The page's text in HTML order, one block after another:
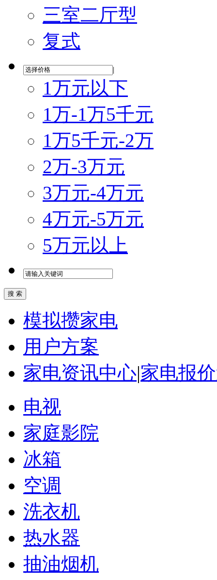
三室二厅型
复式
|
1万元以下
1万-1万5千元
1万5千元-2万
2万-3万元
3万元-4万元
4万元-5万元
5万元以上
模拟攒家电
用户方案
家电资讯中心|家电报
电视
家庭影院
冰箱
空调
洗衣机
热水器
抽油烟机